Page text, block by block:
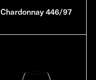
Chardonnay 446/97